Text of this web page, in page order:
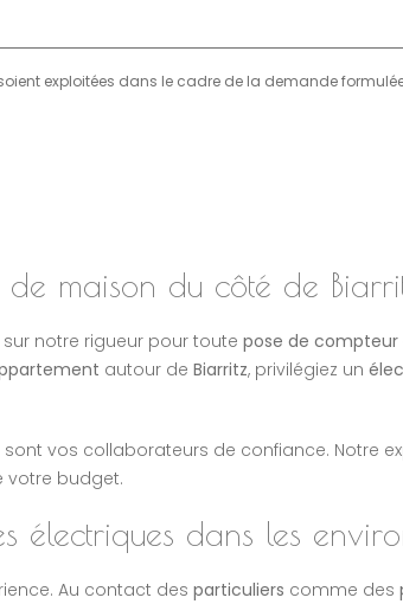
exploitées dans le cadre de la demande
maison du côté de
notre rigueur pour toute pose de compteur
autour de Biarritz, privilégiez un
sont vos collaborateurs de confiance. Notre
votre budget.
électriques dans les
Au contact des particuliers comme des